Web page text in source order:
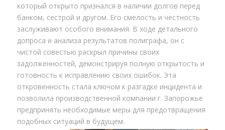
который открыто признался в наличии долгов перед
банком, сестрой и другом. Его смелость и честность
заслуживают особого внимания. В ходе детального
допроса и анализа результатов полиграфа, он с
чистой совестью раскрыл причины своих
задолженностей, демонстрируя полную открытость и
готовность к исправлению своих ошибок. Эта
откровенность стала ключом к разгадке инцидента и
позволила производственной компании г. Запорожье
предпринять необходимые меры для предотвращения
подобных ситуаций в будущем.